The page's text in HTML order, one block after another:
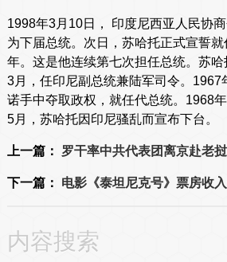
1998年3月10日， 印度尼西亚人民协
为下届总统。次日，苏哈托正式宣誓
年。这是他连续第七次担任总统。苏
3月，任印尼副总统兼陆军司令。1967
诺手中夺取政权，就任代总统。1968
5月，苏哈托因印尼骚乱而宣布下台。
上一篇： 罗干率中共代表团离京赴老挝
下一篇： 电影《泰坦尼克号》票房收
内容搜索